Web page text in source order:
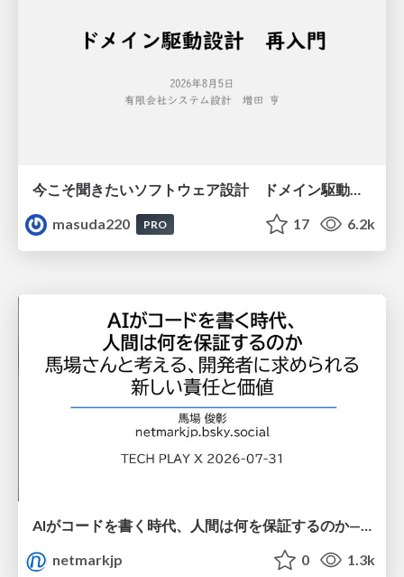
masuda220
PRO 17 6.2k
AIがコードを書く時代、人間は何を保証するのか———馬場さんと考える、開発者に求められる新しい責任と価値 - TECH PLAY
netmarkjp
0 1.3k